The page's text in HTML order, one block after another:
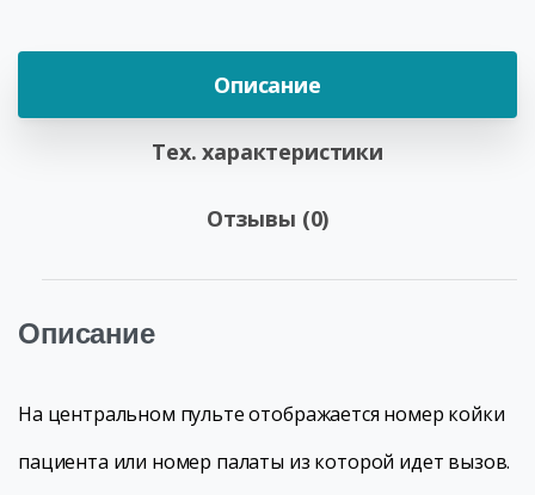
Описание
Тех. характеристики
Отзывы (0)
Описание
На центральном пульте отображается номер койки
пациента или номер палаты из которой идет вызов.